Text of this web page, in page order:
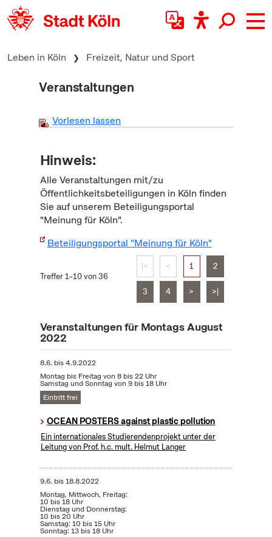
zum Inhalt springen
Leben in Köln Freizeit, Natur und Sport
Veranstaltungen
Vorlesen lassen
Hinweis:
Alle Veranstaltungen mit/zu
Öffentlichkeitsbeteiligungen in Köln finden
Sie auf unserem Beteiligungsportal
"Meinung für Köln".
Beteiligungsportal "Meinung für Köln"
Treffer 1–10 von 36
|< < 1 2
3 4 > >|
Veranstaltungen für Montags August
2022
8.6. bis4.9.2022
Montag bis Freitag von 8 bis 22 Uhr
Samstag und Sonntag von 9 bis 18 Uhr
Eintritt frei
OCEAN POSTERS against plastic pollution
Ein internationales Studierendenprojekt unter der
Leitung von Prof. h.c. mult. Helmut Langer
9.6. bis18.8.2022
Montag, Mittwoch, Freitag:
10 bis 18 Uhr
Dienstag und Donnerstag:
10 bis 20 Uhr
Samstag: 10 bis 15 Uhr
Sonntag: 13 bis 18 Uhr